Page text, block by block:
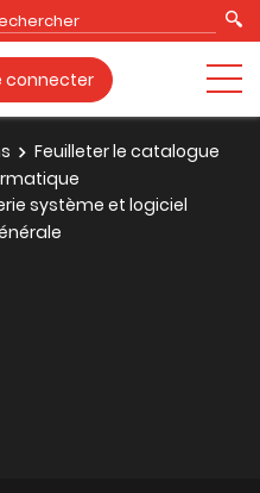
connecter
Feuilleter le catalogue
système et logiciel